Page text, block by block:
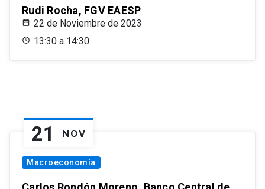
Rudi Rocha, FGV EAESP
22 de Noviembre de 2023
13:30 a 14:30
21 NOV
Macroeconomía